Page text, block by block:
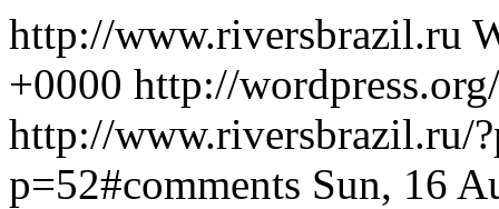
http://www.riversbrazil.ru
+0000 http://
http://www.riversbrazil.ru/
p=52#comments Sun, 16